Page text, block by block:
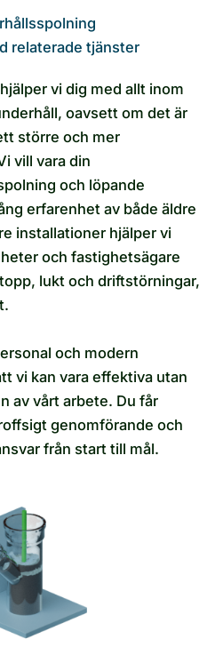
relaterade tjänster
hjälper vi dig med allt inom
oavsett om det är
större och mer
vill vara din
och löpande
erfarenhet av både äldre
installationer hjälper vi
och fastighetsägare
lukt och driftstörningar,
och modern
vi kan vara effektiva utan
av vårt arbete. Du får
genomförande och
från start till mål.